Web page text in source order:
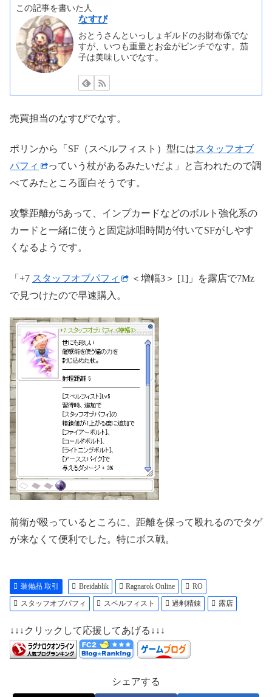
この記事を書いた人
なすび
おとうさんといっしょギルドのお財布係でな
すが、いつも重量とお金がピンチでなす。茄
子は美味しいでなす。
売買担当のなすびでなす。
ポリンから「SF（スペルフィスト）型にはスタッフオブ
パフィ
っていう杖があるみたいだよ」と言われたので調
べてみたところ面白そうです。
攻撃距離が5あって、インプカードなどのボルト強化系の
カードと一緒に使うと固定詠唱時間が付いてSFがしやす
くなるようです。
「+7 スタッフオブパフィ
＜増幅3＞ [1]」を露店で7Mz
で見つけたので早速購入。
前衛が殴っているところに、距離を保って殴れるのでタゲ
が来なくて便利でした。特にボス戦。
装備品 取引 Breidablik Ragnarok Online
RO
スタッフオブパフィ
スペルフィスト 過剰精錬 露店
↓↓↓クリックして応援してあげる↓↓↓
シェアする